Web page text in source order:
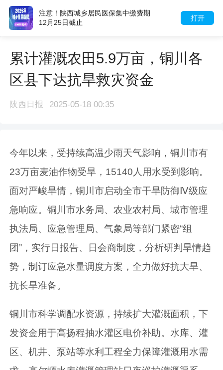
打开
注意！陕西城乡居民医保集中缴费期
12月25日截止
累计灌溉农田5.9万亩，铜川各
区县下达抗旱救灾资金
陕西日报 2025-05-18 00:35
今年以来，受持续高温少雨天气影响，铜川市有
23万亩麦油作物受旱，15140人用水受到影响。
面对严峻旱情，铜川市启动全市干旱防御Ⅳ级应
急响应。铜川市水务局、农业农村局、城市管理
执法局、应急管理局、气象局等部门紧密“组
团”，实行日报告、日会商制度，分析研判旱情趋
势，制订应急水量调度方案，全力做好抗大旱、
抗长旱准备。
铜川市科学调配水资源，持续扩大灌溉面积，下
发资金用于高扬程抽水灌区电价补助。水库、灌
区、机井、泵站等水利工程全力保障灌溉用水需